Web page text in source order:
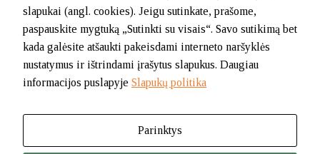
Tel. (0-46) 21 02 83
El.p. info@klaipedatkc.lt
K. Donelaičio g. 6B, Klaipėda
I-V nuo 8.00 iki 17.00.
slapukai (angl. cookies). Jeigu sutinkate, prašome,
paspauskite mygtuką „Sutinkti su visais“. Savo sutikimą bet
kada galėsite atšaukti pakeisdami interneto naršyklės
nustatymus ir ištrindami įrašytus slapukus. Daugiau
informacijos puslapyje Slapukų politika
Parinktys